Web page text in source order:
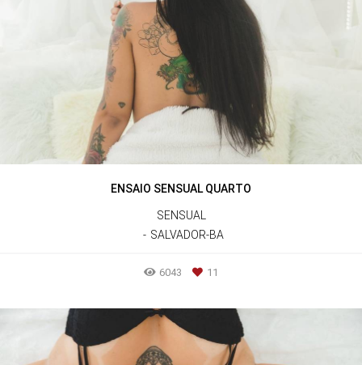
ENSAIO SENSUAL QUARTO
SENSUAL
SALVADOR-BA
6043 11